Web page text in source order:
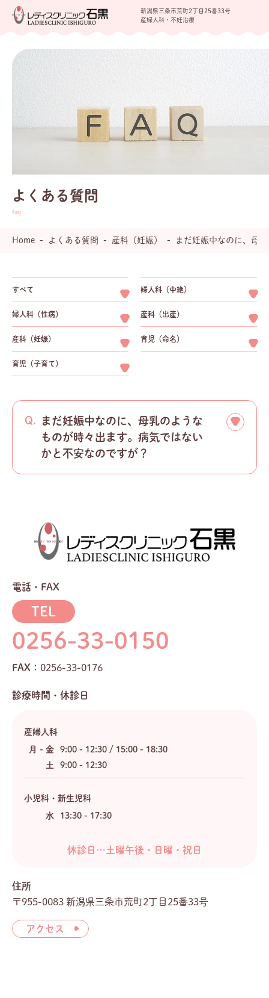
新潟県三条市荒町2丁目25番33号
産婦人科・不妊治療
よくある質問
Home よくある質問 産科（妊娠） まだ妊娠中なのに、母
すべて 婦人科（中絶）
婦人科（性病） 産科（出産）
産科（妊娠） 育児（命名）
育児（子育て）
まだ妊娠中なのに、母乳のような
ものが時々出ます。病気ではない
かと不安なのですが？
電話・FAX
TEL
0256-33-0150
FAX： 0256-33-0176
診療時間・休診日
産婦人科
月 - 金
9:00 - 12:30 / 15:00 - 18:30
土
9:00 - 12:30
小児科・新生児科
水 13:30 - 17:30
休診日…土曜午後・日曜・祝日
住所
〒955-0083 新潟県三条市荒町2丁目25番33号
アクセス